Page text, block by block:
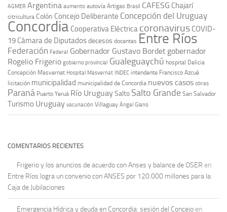
AGMER Argentina aumento autovía Artigas Brasil CAFESG Chajarí
citricultura Colón Concejo Deliberante Concepción del Uruguay
Concordia Cooperativa Eléctrica coronavirus COVID-
19 Cámara de Diputadosdecesos docentes Entre Ríos
Federación Federal Gobernador Gustavo Bordet gobernador
Rogelio Frigerio gobierno provincial Gualeguaychú hospital Delicia
Concepción Masvernat Hospital Masvernat INDEC intendente Francisco Azcué
licitación municipalidad municipalidad de Concordia nuevos casos obras
Paraná Puerto Yeruá Río UruguaySalto Salto Grande San Salvador
Turismo Uruguay vacunación Villaguay Ángel Giano
COMENTARIOS RECIENTES
Frigerio y los anuncios de acuerdo con Anses y balance de OSER en
Entre Ríos logra un convenio con ANSES por 120.000 millones para la
Caja de Jubilaciones
Emergencia Hídrica y deuda en Concordia: sesión del Concejo en